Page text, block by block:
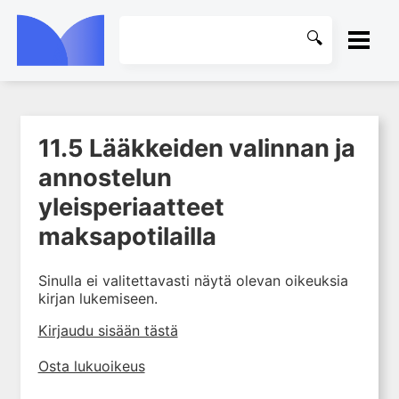
KIRJASTO
KIRJAUDU SISÄÄN
1. Farmakokinetiikan käsitteet
ja sovellutukset lääkehoitoon
2. Lääkkeiden antotavat
3. Lääkeaineen pitoisuuden ja
vaikutuksen suhde
yhteisvaikutukset
5. Farmakogeneettiset
yksilövaihtelut
pitoisuusmittaukset
11.5 Lääkkeiden valinnan ja
annostelun
yleisperiaatteet
maksapotilailla
Sinulla ei valitettavasti näytä olevan oikeuksia
kirjan lukemiseen.
Kirjaudu sisään tästä
Osta lukuoikeus